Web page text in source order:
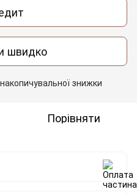
швидко
знижки
Порівняти